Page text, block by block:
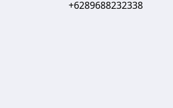
+6289688232338